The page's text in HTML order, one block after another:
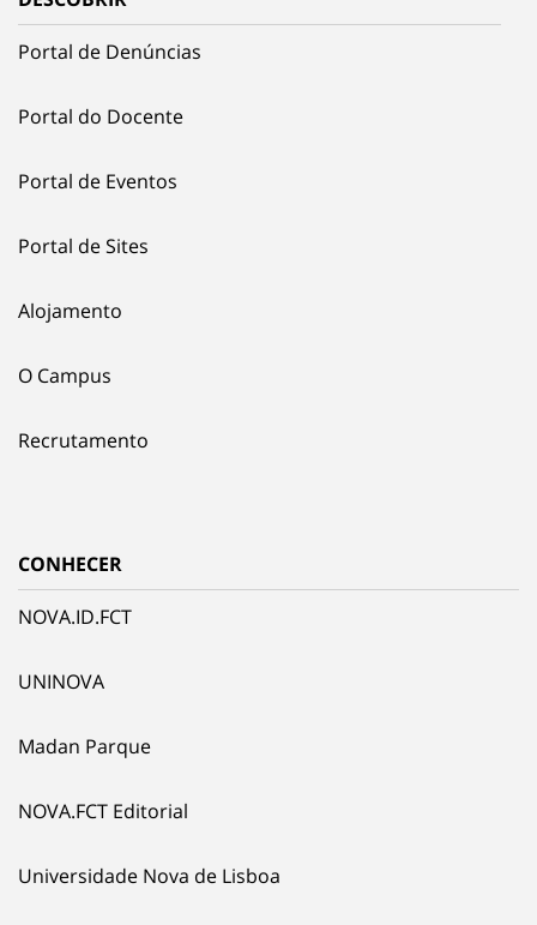
Portal de Denúncias
Portal do Docente
Portal de Eventos
Portal de Sites
Alojamento
O Campus
Recrutamento
CONHECER
NOVA.ID.FCT
UNINOVA
Madan Parque
NOVA.FCT Editorial
Universidade Nova de Lisboa